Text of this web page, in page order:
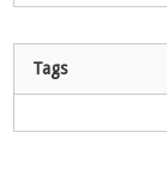
Tags